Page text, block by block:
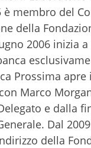
è membro del
della
2006 inizia
Prossima
Marco
e dalla
Dal
della